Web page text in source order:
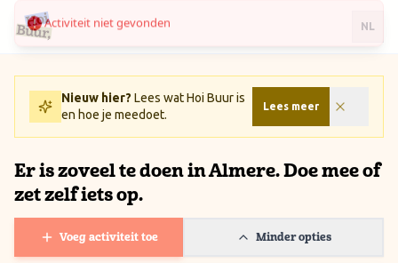
Ga naar inhoud / Skip to content
NL
Nieuw hier? Lees wat Hoi Buur is
en hoe je meedoet.
Lees meer
Er is zoveel te doen in Almere. Doe mee of
zet zelf iets op.
Voeg activiteit toe Minder opties